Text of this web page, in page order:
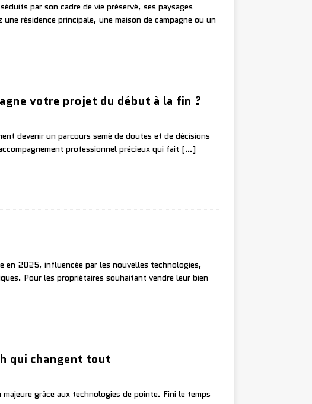
par son cadre de vie préservé, ses paysages
résidence principale, une maison de campagne ou un
votre projet du début à la fin ?
devenir un parcours semé de doutes et de décisions
professionnel précieux qui fait […]
en 2025, influencée par les nouvelles technologies,
Pour les propriétaires souhaitant vendre leur bien
qui changent tout
grâce aux technologies de pointe. Fini le temps